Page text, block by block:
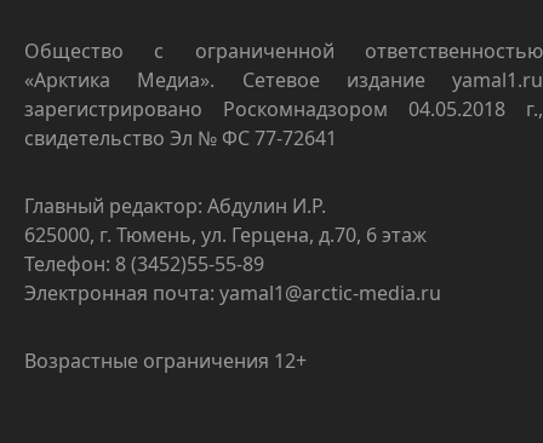
Общество с ограниченной ответственностью
«Арктика Медиа». Сетевое издание yamal1.ru
зарегистрировано Роскомнадзором 04.05.2018 г.,
свидетельство Эл № ФС 77-72641
Главный редактор: Абдулин И.Р.
625000, г. Тюмень, ул. Герцена, д.70, 6 этаж
Телефон: 8 (3452)55-55-89
Электронная почта: yamal1@arctic-media.ru
Возрастные ограничения 12+